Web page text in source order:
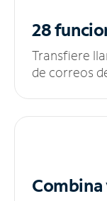
28
Transfiere
de correos
Combina